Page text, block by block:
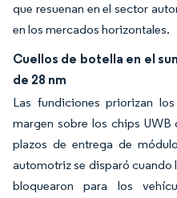
que resuenan en el sector
en los mercados horizontales.
Cuellos de botella en el
de 28 nm
Las fundiciones priorizan
margen sobre los chips
plazos de entrega de
automotriz se disparó cuando
bloquearon para los